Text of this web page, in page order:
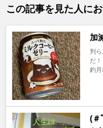
この記事を見た人に
加
判
だ
釣
(＃